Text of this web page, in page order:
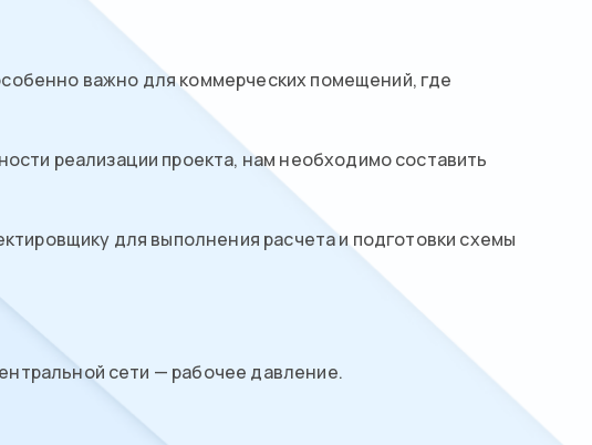
важно для коммерческих помещений, где
реализации проекта, нам необходимо составить
для выполнения расчета и подготовки схемы
сети — рабочее давление.